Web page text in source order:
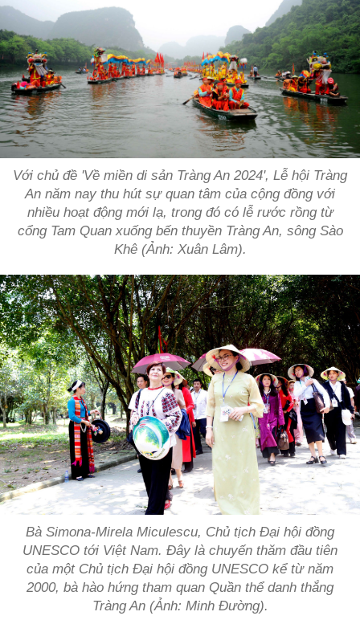
Với chủ đề 'Về miền di sản Tràng An 2024', Lễ hội Tràng
An năm nay thu hút sự quan tâm của cộng đồng với
nhiều hoạt động mới lạ, trong đó có lễ rước rồng từ
cổng Tam Quan xuống bến thuyền Tràng An, sông Sào
Khê (Ảnh: Xuân Lâm).
Bà Simona-Mirela Miculescu, Chủ tịch Đại hội đồng
UNESCO tới Việt Nam. Đây là chuyến thăm đầu tiên
của một Chủ tịch Đại hội đồng UNESCO kể từ năm
2000, bà hào hứng tham quan Quần thể danh thắng
Tràng An (Ảnh: Minh Đường).